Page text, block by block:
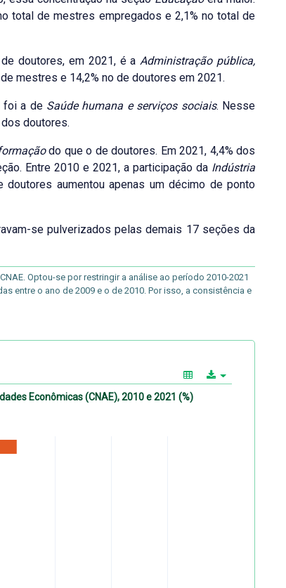
total de mestres empregados e 2,1% no total de
de doutores, em 2021, é aAdministração pública,
mestres e 14,2% no de doutores em 2021.
foi a de Saúde humana e serviços sociais. Nesse
doutores.
do que o de doutores. Em 2021, 4,4% dos
Entre 2010 e 2021, a participação da Indústria
aumentou apenas um décimo de ponto
se pulverizados pelas demais 17 seções da
Optou-se por restringir a análise ao período 2010-2021
entre o ano de 2009 e o de 2010. Por isso, a consistência e
Econômicas (CNAE), 2010 e 2021 (%)